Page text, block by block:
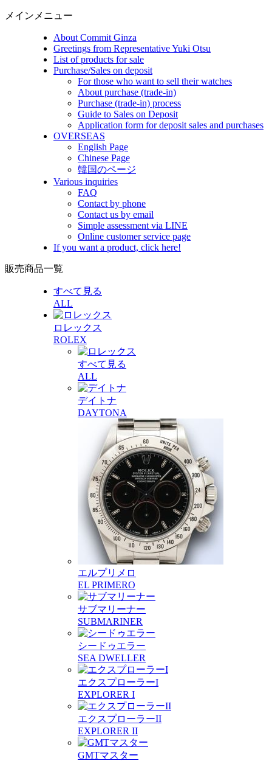
メインメニュー
About Commit Ginza
Greetings from Representative Yuki Otsu
List of products for sale
Purchase/Sales on deposit
For those who want to sell their watches
About purchase (trade-in)
Purchase (trade-in) process
Guide to Sales on Deposit
Application form for deposit sales and purchases
OVERSEAS
English Page
Chinese Page
韓国のページ
Various inquiries
FAQ
Contact by phone
Contact us by email
Simple assessment via LINE
Online customer service page
If you want a product, click here!
販売商品一覧
すべて見る
ALL
ロレックス
ROLEX
すべて見る
ALL
デイトナ
DAYTONA
エルプリメロ
EL PRIMERO
サブマリーナー
SUBMARINER
シードゥエラー
SEA DWELLER
エクスプローラーI
EXPLORER I
エクスプローラーII
EXPLORER II
GMTマスター